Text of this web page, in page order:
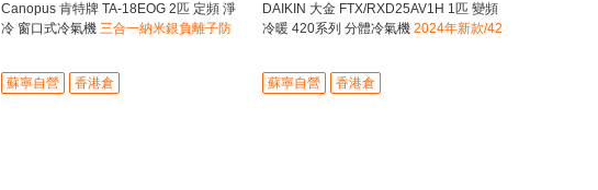
Canopus 肯特牌 TA-18EOG 2匹 定頻 淨
冷 窗口式冷氣機 三合一納米銀負離子防
蘇寧自營 香港倉
DAIKIN 大金 FTX/RXD25AV1H 1匹 變頻
冷暖 420系列 分體冷氣機 2024年新款/42
蘇寧自營 香港倉